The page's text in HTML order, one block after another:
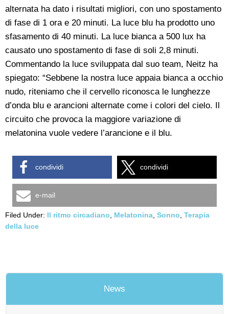
alternata ha dato i risultati migliori, con uno spostamento
di fase di 1 ora e 20 minuti. La luce blu ha prodotto uno
sfasamento di 40 minuti. La luce bianca a 500 lux ha
causato uno spostamento di fase di soli 2,8 minuti.
Commentando la luce sviluppata dal suo team, Neitz ha
spiegato: “Sebbene la nostra luce appaia bianca a occhio
nudo, riteniamo che il cervello riconosca le lunghezze
d’onda blu e arancioni alternate come i colori del cielo. Il
circuito che provoca la maggiore variazione di
melatonina vuole vedere l’arancione e il blu.
condividi condividi
e-mail
Filed Under: Il ritmo circadiano Melatonina Sonno Terapia
della luce
News